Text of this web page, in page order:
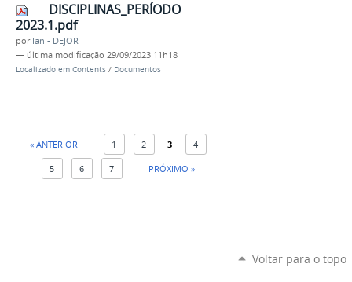
DISCIPLINAS_PERÍODO
2023.1.pdf
por Ian - DEJOR
— última modificação 29/09/2023 11h18
Localizado em Contents / Documentos
« ANTERIOR 1 2 3 4
5 6 7 PRÓXIMO »
Voltar para o topo